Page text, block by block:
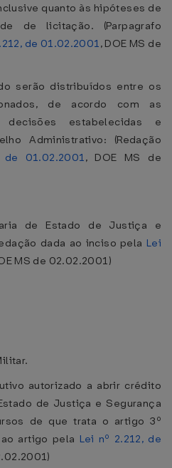
quanto às hipóteses de
de licitação. (Parpagrafo
de 01.02.2001, DOE MS de
serão distribuídos entre os
de acordo com as
estabelecidas e
Administrativo: (Redação
01.02.2001, DOE MS de
de Estado de Justiça e
dada ao inciso pela Lei
MS de 02.02.2001)
autorizado a abrir crédito
de Justiça e Segurança
de que trata o artigo 3º
artigo pela Lei nº 2.212, de